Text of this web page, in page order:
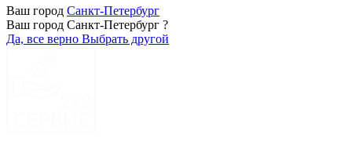
Ваш город Санкт-Петербург
Ваш город Санкт-Петербург ?
Да, все верно Выбрать другой